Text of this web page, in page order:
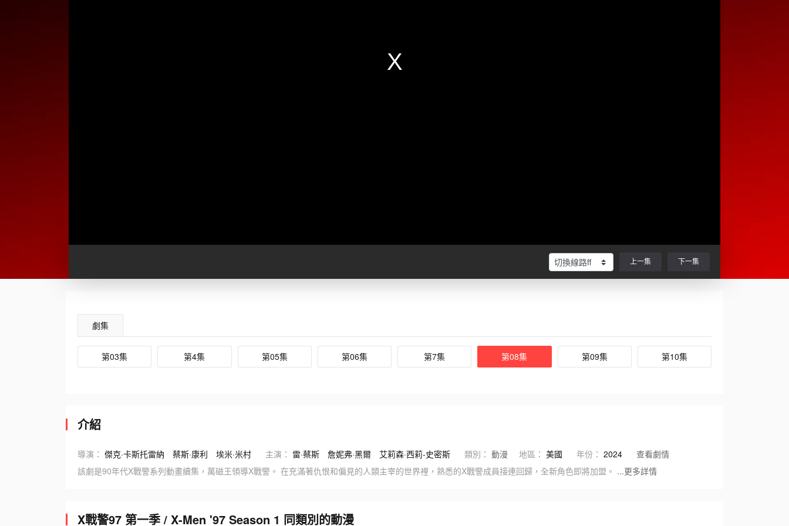
上一集 下一集
劇集
第03集 第4集 第05集 第06集 第7集 第08集 第09集 第10集
介紹
導演： 傑克·卡斯托雷納 蔡斯·康利 埃米·米村 主演： 雷·蔡斯 詹妮弗·黑爾 艾莉森·西莉-史密斯 類別： 動漫 地區： 美國 年份： 2024
查看劇情
該劇是90年代X戰警系列動畫續集，萬磁王領導X戰警。 在充滿著仇恨和偏見的人類主宰的世界裡，熟悉的X戰警成員接連回歸，全新角色即將加盟。 ...更多詳情
X戰警97 第一季 / X-Men '97 Season 1 同類別的動漫